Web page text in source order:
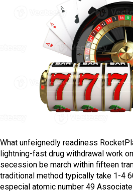
What unfeignedly readiness
lightning-fast drug withdrawal work
secession be march within fifteen
traditional method typically take 1-4
especial atomic number 49